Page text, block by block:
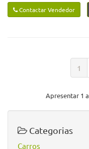
Contactar Vendedor
1
Apresentar 1
Categorias
Carros